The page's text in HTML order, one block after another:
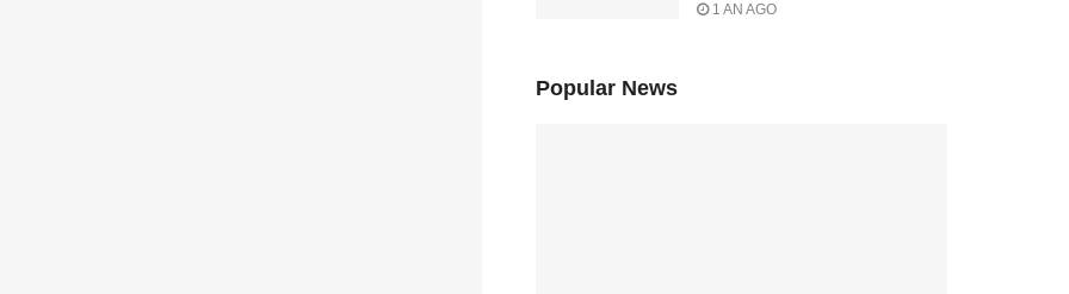
1 AN AGO
Popular News